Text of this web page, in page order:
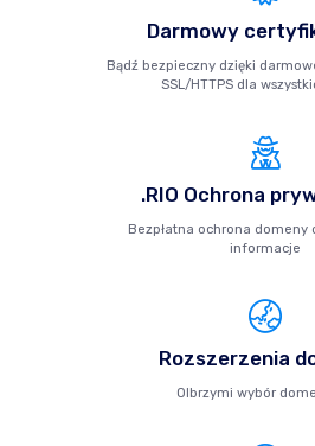
Darmowy
Bądź bezpieczny dzięki
SSL/HTTPS dla
.RIO Ochrona
Bezpłatna ochrona domeny
informacje
Rozszerzenia
Olbrzymi wybór